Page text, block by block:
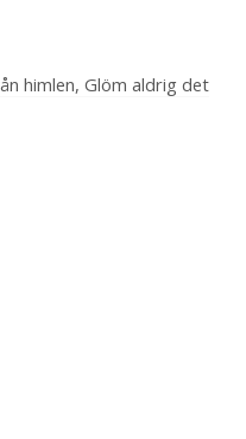
himlen, Glöm aldrig det